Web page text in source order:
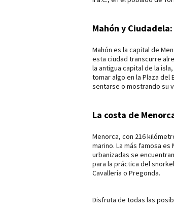
Mahón y
Mahón es la capital de
esta ciudad transcurre
la antigua capital de la
tomar algo en la Plaza del
sentarse o mostrando su
La costa de
Menorca, con 216
marino. La más famosa
urbanizadas se
para la práctica del
Cavalleria o Pregonda.
Disfruta de todas las